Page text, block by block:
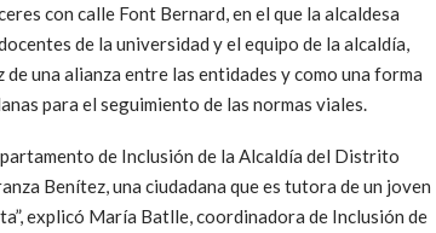
con calle Font Bernard, en el que la alcaldesa
de la universidad y el equipo de la alcaldía,
una alianza entre las entidades y como una forma
para el seguimiento de las normas viales.
de Inclusión de la Alcaldía del Distrito
Benítez, una ciudadana que es tutora de un joven
explicó María Batlle, coordinadora de Inclusión de